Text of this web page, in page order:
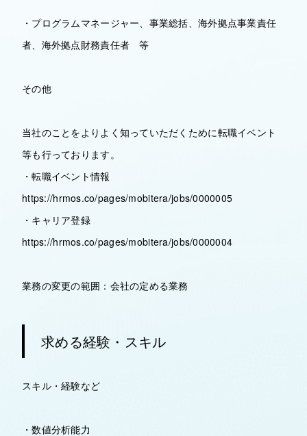
・プログラムマネージャー、事業総括、海外拠点事業責任
者、海外拠点財務責任者 等
その他
当社のことをよりよく知っていただくために転職イベント
等も行っております。
・転職イベント情報
https://hrmos.co/pages/mobitera/jobs/0000005
・キャリア登録
https://hrmos.co/pages/mobitera/jobs/0000004
業務の変更の範囲：会社の定める業務
求める経験・スキル
スキル・経験など
・数値分析能力